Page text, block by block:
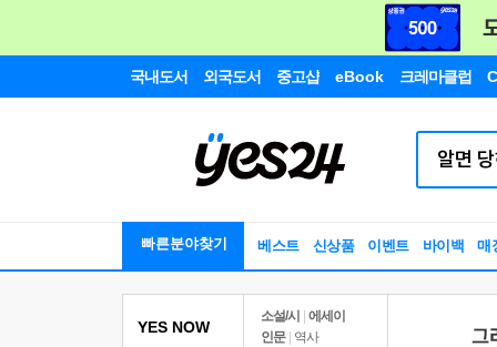
국내도서 외국도서 중고샵 eBook 크레마클럽
빠른분야찾기 베스트 신상품 이벤트 바이백 매
YES NOW
소설/시
에세이
인문
역사